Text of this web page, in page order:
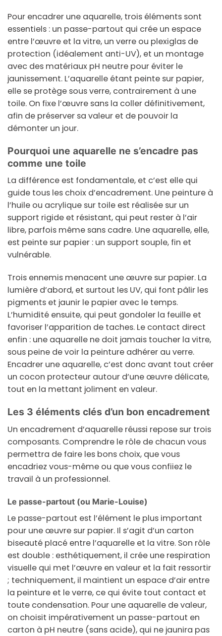
Pour encadrer une aquarelle, trois éléments sont
essentiels : un passe-partout qui crée un espace
entre l’œuvre et la vitre, un verre ou plexiglas de
protection (idéalement anti-UV), et un montage
avec des matériaux pH neutre pour éviter le
jaunissement. L’aquarelle étant peinte sur papier,
elle se protège sous verre, contrairement à une
toile. On fixe l’œuvre sans la coller définitivement,
afin de préserver sa valeur et de pouvoir la
démonter un jour.
Pourquoi une aquarelle ne s’encadre pas
comme une toile
La différence est fondamentale, et c’est elle qui
guide tous les choix d’encadrement. Une peinture à
l’huile ou acrylique sur toile est réalisée sur un
support rigide et résistant, qui peut rester à l’air
libre, parfois même sans cadre. Une aquarelle, elle,
est peinte sur papier : un support souple, fin et
vulnérable.
Trois ennemis menacent une œuvre sur papier. La
lumière d’abord, et surtout les UV, qui font pâlir les
pigments et jaunir le papier avec le temps.
L’humidité ensuite, qui peut gondoler la feuille et
favoriser l’apparition de taches. Le contact direct
enfin : une aquarelle ne doit jamais toucher la vitre,
sous peine de voir la peinture adhérer au verre.
Encadrer une aquarelle, c’est donc avant tout créer
un cocon protecteur autour d’une œuvre délicate,
tout en la mettant joliment en valeur.
Les 3 éléments clés d’un bon encadrement
Un encadrement d’aquarelle réussi repose sur trois
composants. Comprendre le rôle de chacun vous
permettra de faire les bons choix, que vous
encadriez vous-même ou que vous confiiez le
travail à un professionnel.
Le passe-partout (ou Marie-Louise)
Le passe-partout est l’élément le plus important
pour une œuvre sur papier. Il s’agit d’un carton
biseauté placé entre l’aquarelle et la vitre. Son rôle
est double : esthétiquement, il crée une respiration
visuelle qui met l’œuvre en valeur et la fait ressortir
; techniquement, il maintient un espace d’air entre
la peinture et le verre, ce qui évite tout contact et
toute condensation. Pour une aquarelle de valeur,
on choisit impérativement un passe-partout en
carton à pH neutre (sans acide), qui ne jaunira pas